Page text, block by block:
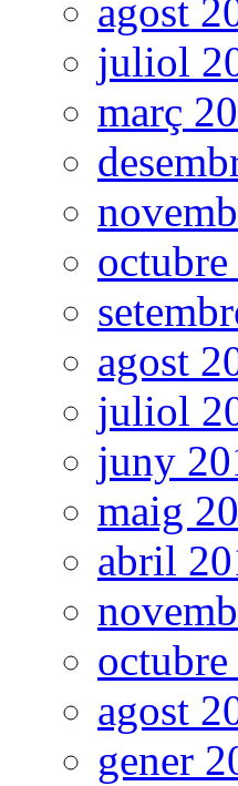
agost
juliol
març
agost
juliol
juny
maig
abril
agost
gener